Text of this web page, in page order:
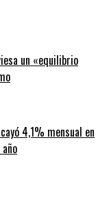
un «equilibrio
4,1% mensual en